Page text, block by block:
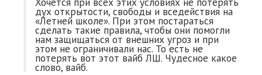
дух открытости, свободы и вседействия на
«Летней школе». При этом постараться
сделать такие правила, чтобы они помогли
нам защищаться от внешних угроз и при
этом не ограничивали нас. То есть не
потерять вот этот вайб ЛШ. Чудесное какое
слово, вайб.